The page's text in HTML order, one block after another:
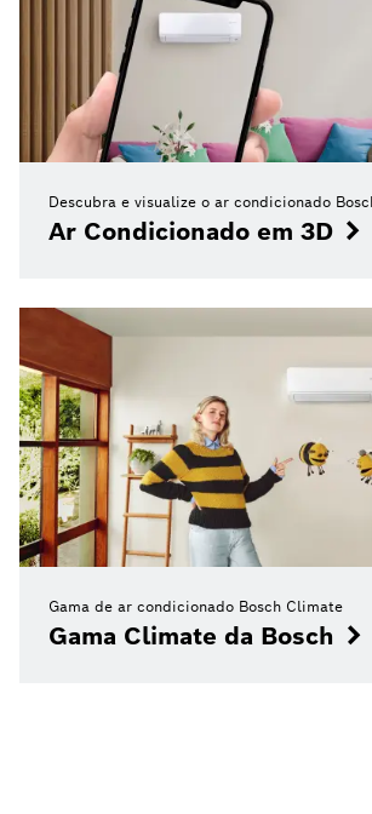
Descubra e visualize o ar condicionado
Ar Condicionado em 3D
Gama de ar condicionado Bosch Climate
Gama Climate da Bosch